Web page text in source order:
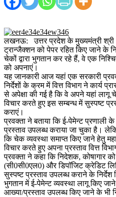
लखनऊ: उत्तर प्रदेश के मुख्यमंत्री श्री
ट्रान्जैक्शन को पेपर रहित किए जाने के
चेकों द्वारा भुगतान कर रहे हैं, वे एक
को अपनाएं।
यह जानकारी आज यहां एक सरकारी
निर्देशों के क्रम में वित्त विभाग ने कार्य
से अपेक्षा की गई है कि वे अपने यहां लागू
विचार करते हुए इस सम्बन्ध में सुस्पष्ट
कराएं।
प्रवक्ता ने बताया कि ई-पेमेन्ट प्रणाली के
प्रस्ताव उपलब्ध कराया जा चुका है।
कि चेक व्यवस्था समाप्त किए जाने हेतु
विचार करते हुए अपना प्रस्ताव वित्त
प्रवक्ता ने कहा कि निदेशक, कोषागार
(सी0सी0एल0) और डिपाॅजिट क्रेडिट
सुस्पष्ट प्रस्ताव उपलब्ध कराने के
भुगतान में ई-पेमेन्ट व्यवस्था लागू किए
आख्या/प्रस्ताव उपलब्ध किए जाने के भी